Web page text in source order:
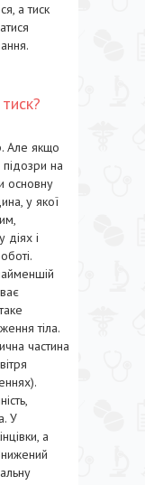
а тиск
Але якщо
на
основну
у якої
діях і
тіла.
частина
У
а